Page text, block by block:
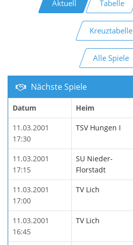
Aktuell Tabelle
Kreuztabelle
Alle Spiele
Nächste Spiele
Datum Heim
11.03.2001
17:30
TSV Hungen I
11.03.2001
17:15
SU Nieder-
Florstadt
11.03.2001
17:00
TV Lich
11.03.2001
16:45
TV Lich